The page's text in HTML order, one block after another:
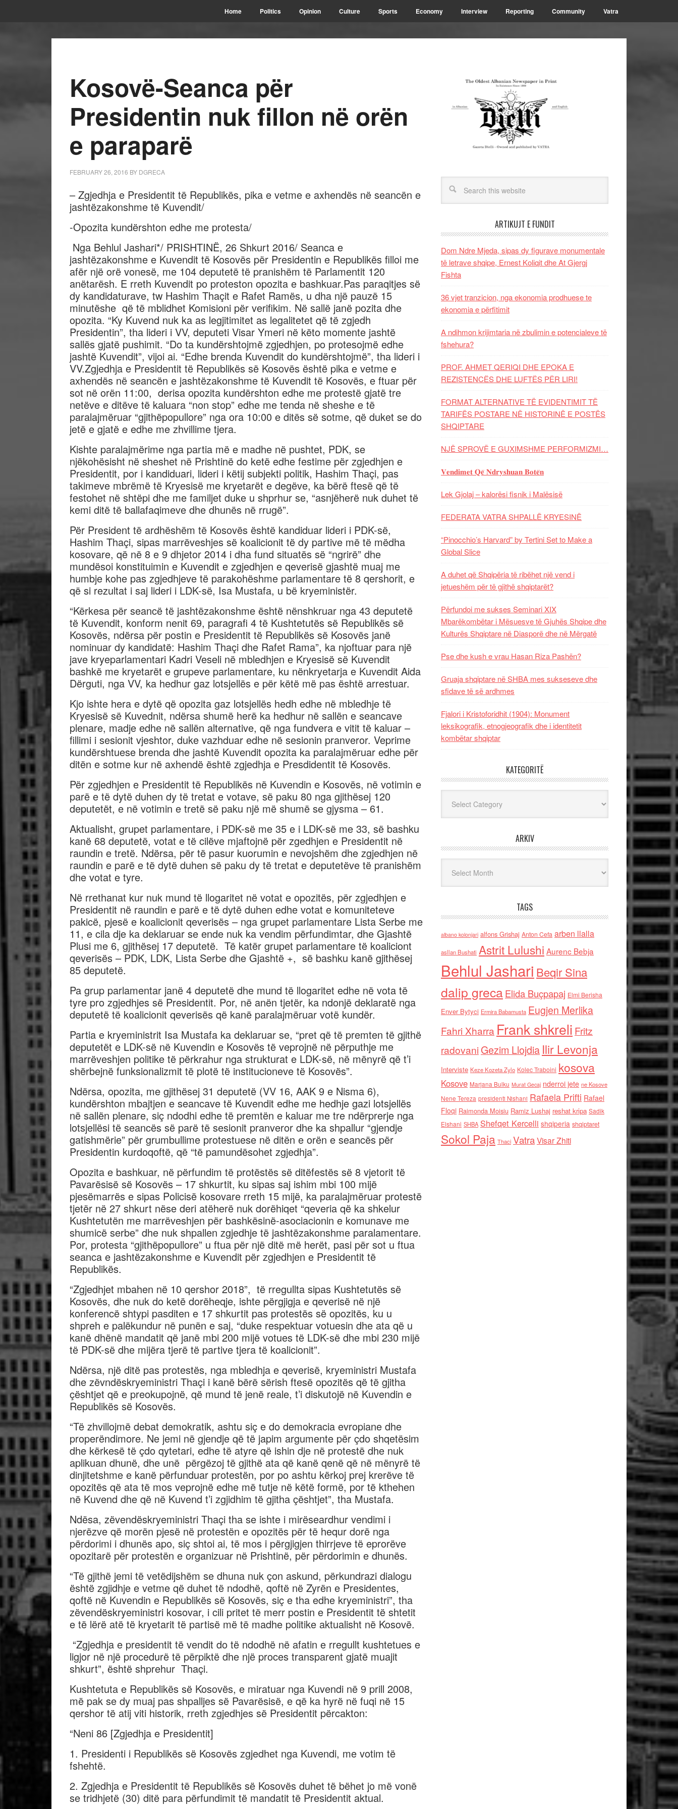
Home Politics Opinion Culture Sports Economy Interview Reporting Community Vatra
Kosovë-Seanca për
Presidentin nuk fillon në orën
e paraparë
FEBRUARY 26, 2016 BY DGRECA
– Zgjedhja e Presidentit të Republikës, pika e vetme e axhendës në seancën e
jashtëzakonshme të Kuvendit/
-Opozita kundërshton edhe me protesta/
Nga Behlul Jashari*/ PRISHTINË, 26 Shkurt 2016/ Seanca e
jashtëzakonshme e Kuvendit të Kosovës për Presidentin e Republikës filloi me
afër një orë vonesë, me 104 deputetë të pranishëm të Parlamentit 120
anëtarësh. E rreth Kuvendit po proteston opozita e bashkuar.Pas paraqitjes së
dy kandidaturave, tw Hashim Thaçit e Rafet Ramës, u dha një pauzë 15
minutëshe që të mblidhet Komisioni për verifikim. Në sallë janë pozita dhe
opozita. “Ky Kuvend nuk ka as legjitimitet as legalitetet që të zgjedh
Presidentin”, tha lideri i VV, deputeti Visar Ymeri në këto momente jashtë
sallës gjatë pushimit. “Do ta kundërshtojmë zgjedhjen, po protesojmë edhe
jashtë Kuvendit”, vijoi ai. “Edhe brenda Kuvendit do kundërshtojmë”, tha lideri i
VV.Zgjedhja e Presidentit të Republikës së Kosovës është pika e vetme e
axhendës në seancën e jashtëzakonshme të Kuvendit të Kosovës, e ftuar për
sot në orën 11:00, derisa opozita kundërshton edhe me protestë gjatë tre
netëve e ditëve të kaluara “non stop” edhe me tenda në sheshe e të
paralajmëruar “gjithëpopullore” nga ora 10:00 e ditës së sotme, që duket se do
jetë e gjatë e edhe me zhvillime tjera.
Kishte paralajmërime nga partia më e madhe në pushtet, PDK, se
njëkohësisht në sheshet në Prishtinë do ketë edhe festime për zgjedhjen e
Presidentit, por i kandiduari, lideri i këtij subjekti politik, Hashim Thaçi, pas
takimeve mbrëmë të Kryesisë me kryetarët e degëve, ka bërë ftesë që të
festohet në shtëpi dhe me familjet duke u shprhur se, “asnjëherë nuk duhet të
kemi ditë të ballafaqimeve dhe dhunës në rrugë”.
Për President të ardhëshëm të Kosovës është kandiduar lideri i PDK-së,
Hashim Thaçi, sipas marrëveshjes së koalicionit të dy partive më të mëdha
kosovare, që në 8 e 9 dhjetor 2014 i dha fund situatës së “ngrirë” dhe
mundësoi konstituimin e Kuvendit e zgjedhjen e qeverisë gjashtë muaj me
humbje kohe pas zgjedhjeve të parakohëshme parlamentare të 8 qershorit, e
që si rezultat i saj lideri i LDK-së, Isa Mustafa, u bë kryeministër.
“Kërkesa për seancë të jashtëzakonshme është nënshkruar nga 43 deputetë
të Kuvendit, konform nenit 69, paragrafi 4 të Kushtetutës së Republikës së
Kosovës, ndërsa për postin e Presidentit të Republikës së Kosovës janë
nominuar dy kandidatë: Hashim Thaçi dhe Rafet Rama”, ka njoftuar para një
jave kryeparlamentari Kadri Veseli në mbledhjen e Kryesisë së Kuvendit
bashkë me kryetarët e grupeve parlamentare, ku nënkryetarja e Kuvendit Aida
Dërguti, nga VV, ka hedhur gaz lotsjellës e për këtë më pas është arrestuar.
Kjo ishte hera e dytë që opozita gaz lotsjellës hedh edhe në mbledhje të
Kryesisë së Kuvednit, ndërsa shumë herë ka hedhur në sallën e seancave
plenare, madje edhe në sallën alternative, që nga fundvera e vitit të kaluar –
fillimi i sesionit vjeshtor, duke vazhduar edhe në sesionin pranveror. Veprime
kundërshtuese brenda dhe jashtë Kuvendit opozita ka paralajmëruar edhe për
ditën e sotme kur në axhendë është zgjedhja e Presdidentit të Kosovës.
Për zgjedhjen e Presidentit të Republikës në Kuvendin e Kosovës, në votimin e
parë e të dytë duhen dy të tretat e votave, së paku 80 nga gjithësej 120
deputetët, e në votimin e tretë së paku një më shumë se gjysma – 61.
Aktualisht, grupet parlamentare, i PDK-së me 35 e i LDK-së me 33, së bashku
kanë 68 deputetë, votat e të cilëve mjaftojnë për zgedhjen e Presidentit në
raundin e tretë. Ndërsa, për të pasur kuorumin e nevojshëm dhe zgjedhjen në
raundin e parë e të dytë duhen së paku dy të tretat e deputetëve të pranishëm
dhe votat e tyre.
Në rrethanat kur nuk mund të llogaritet në votat e opozitës, për zgjedhjen e
Presidentit në raundin e parë e të dytë duhen edhe votat e komuniteteve
pakicë, pjesë e koalicionit qeverisës – nga grupet parlamentare Lista Serbe me
11, e cila dje ka deklaruar se ende nuk ka vendim përfundimtar, dhe Gjashtë
Plusi me 6, gjithësej 17 deputetë. Të katër grupet parlamentare të koaliciont
qeverisës – PDK, LDK, Lista Serbe dhe Gjashtë +, së bashku kanë gjithësej
85 deputetë.
Pa grup parlamentar janë 4 deputetë dhe mund të llogaritet edhe në vota të
tyre pro zgjedhjes së Presidentit. Por, në anën tjetër, ka ndonjë deklaratë nga
deputetë të koalicionit qeverisës që kanë paralajmëruar votë kundër.
Partia e kryeministrit Isa Mustafa ka deklaruar se, “pret që të premten të gjithë
deputetët e LDK-së në Kuvendin e Kosovës të veprojnë në përputhje me
marrëveshjen politike të përkrahur nga strukturat e LDK-së, në mënyrë që t’i
shërbejnë funksionalizmit të plotë të institucioneve të Kosovës”.
Ndërsa, opozita, me gjithësej 31 deputetë (VV 16, AAK 9 e Nisma 6),
kundërshton mbajtjen e seancave të Kuvendit edhe me hedhje gazi lotsjellës
në sallën plenare, siç ndodhi edhe të premtën e kaluar me tre ndërprerje nga
lotsjellësi të seancës së parë të sesionit pranveror dhe ka shpallur “gjendje
gatishmërie” për grumbullime protestuese në ditën e orën e seancës për
Presidentin kurdoqoftë, që “të pamundësohet zgjedhja”.
Opozita e bashkuar, në përfundim të protëstës së ditëfestës së 8 vjetorit të
Pavarësisë së Kosovës – 17 shkurtit, ku sipas saj ishim mbi 100 mijë
pjesëmarrës e sipas Policisë kosovare rreth 15 mijë, ka paralajmëruar protestë
tjetër në 27 shkurt nëse deri atëherë nuk dorëhiqet “qeveria që ka shkelur
Kushtetutën me marrëveshjen për bashkësinë-asociacionin e komunave me
shumicë serbe” dhe nuk shpallen zgjedhje të jashtëzakonshme paralamentare.
Por, protesta “gjithëpopullore” u ftua për një ditë më herët, pasi për sot u ftua
seanca e jashtëzakonshme e Kuvendit për zgjedhjen e Presidentit të
Republikës.
“Zgjedhjet mbahen në 10 qershor 2018”, të rregullta sipas Kushtetutës së
Kosovës, dhe nuk do ketë dorëheqje, ishte përgjigja e qeverisë në një
konferencë shtypi pasditen e 17 shkurtit pas protestës së opozitës, ku u
shpreh e palëkundur në punën e saj, “duke respektuar votuesin dhe ata që u
kanë dhënë mandatit që janë mbi 200 mijë votues të LDK-së dhe mbi 230 mijë
të PDK-së dhe mijëra tjerë të partive tjera të koalicionit”.
Ndërsa, një ditë pas protestës, nga mbledhja e qeverisë, kryeministri Mustafa
dhe zëvndëskryeministri Thaçi i kanë bërë sërish ftesë opozitës që të gjitha
çështjet që e preokupojnë, që mund të jenë reale, t’i diskutojë në Kuvendin e
Republikës së Kosovës.
“Të zhvillojmë debat demokratik, ashtu siç e do demokracia evropiane dhe
properëndimore. Ne jemi në gjendje që të japim argumente për çdo shqetësim
dhe kërkesë të çdo qytetari, edhe të atyre që ishin dje në protestë dhe nuk
aplikuan dhunë, dhe unë përgëzoj të gjithë ata që kanë qenë që në mënyrë të
dinjitetshme e kanë përfunduar protestën, por po ashtu kërkoj prej krerëve të
opozitës që ata të mos veprojnë edhe më tutje në këtë formë, por të kthehen
në Kuvend dhe që në Kuvend t’i zgjidhim të gjitha çështjet”, tha Mustafa.
Ndësa, zëvendëskryeministri Thaçi tha se ishte i mirëseardhur vendimi i
njerëzve që morën pjesë në protestën e opozitës për të hequr dorë nga
përdorimi i dhunës apo, siç shtoi ai, të mos i përgjigjen thirrjeve të eprorëve
opozitarë për protestën e organizuar në Prishtinë, për përdorimin e dhunës.
“Të gjithë jemi të vetëdijshëm se dhuna nuk çon askund, përkundrazi dialogu
është zgjidhje e vetme që duhet të ndodhë, qoftë në Zyrën e Presidentes,
qoftë në Kuvendin e Republikës së Kosovës, siç e tha edhe kryeministri”, tha
zëvendëskryeministri kosovar, i cili pritet të merr postin e Presidentit të shtetit
e të lërë atë të kryetarit të partisë më të madhe politike aktualisht në Kosovë.
“Zgjedhja e presidentit të vendit do të ndodhë në afatin e rregullt kushtetues e
ligjor në një procedurë të përpiktë dhe një proces transparent gjatë muajit
shkurt”, është shprehur Thaçi.
Kushtetuta e Republikës së Kosovës, e miratuar nga Kuvendi në 9 prill 2008,
më pak se dy muaj pas shpalljes së Pavarësisë, e që ka hyrë në fuqi në 15
qershor të atij viti historik, rreth zgjedhjes së Presidentit përcakton:
“Neni 86 [Zgjedhja e Presidentit]
1. Presidenti i Republikës së Kosovës zgjedhet nga Kuvendi, me votim të
fshehtë.
2. Zgjedhja e Presidentit të Republikës së Kosovës duhet të bëhet jo më vonë
se tridhjetë (30) ditë para përfundimit të mandatit të Presidentit aktual.
ARTIKUJT E FUNDIT
Dom Ndre Mjeda, sipas dy figurave monumentale
të letrave shqipe, Ernest Koliqit dhe At Gjergj
Fishta
36 vjet tranzicion, nga ekonomia prodhuese te
ekonomia e përfitimit
A ndihmon krijimtaria në zbulimin e potencialeve të
fshehura?
PROF. AHMET QERIQI DHE EPOKA E
REZISTENCЁS DHE LUFTЁS PЁR LIRI!
FORMAT ALTERNATIVE TË EVIDENTIMIT TË
TARIFËS POSTARE NË HISTORINË E POSTËS
SHQIPTARE
NJË SPROVË E GUXIMSHME PERFORMIZMI…
𝐕𝐞𝐧𝐝𝐢𝐦𝐞𝐭 𝐐𝐞̈ 𝐍𝐝𝐫𝐲𝐬𝐡𝐮𝐚𝐧 𝐁𝐨𝐭𝐞̈𝐧
Lek Gjolaj – kalorësi fisnik i Malësisë
FEDERATA VATRA SHPALLË KRYESINË
“Pinocchio’s Harvard” by Tertini Set to Make a
Global Slice
A duhet që Shqipëria të ribëhet një vend i
jetueshëm për të gjithë shqiptarët?
Përfundoi me sukses Seminari XIX
Mbarëkombëtar i Mësuesve të Gjuhës Shqipe dhe
Kulturës Shqiptare në Diasporë dhe në Mërgatë
Pse dhe kush e vrau Hasan Riza Pashën?
Gruaja shqiptare në SHBA mes sukseseve dhe
sfidave të së ardhmes
Fjalori i Kristoforidhit (1904): Monument
leksikografik, etnogjeografik dhe i identitetit
kombëtar shqiptar
KATEGORITË
ARKIV
TAGS
albano kolonjari alfons Grishaj Anton Cefa arben llalla
asllan Bushati Astrit Lulushi Aurenc Bebja
Behlul Jashari Beqir Sina
dalip grecaElida Buçpapaj Elmi Berisha
Enver Bytyci Ermira Babamusta Eugjen Merlika
Fahri Xharra Frank shkreli Fritz
radovaniGezim Llojdia Ilir Levonja
Interviste Keze Kozeta Zylo Kolec Traboini kosova
Kosove Marjana Bulku Murat Gecaj nderroi jete ne Kosove
Nene Tereza presidenti Nishani Rafaela Prifti Rafael
Floqi Raimonda Moisiu Ramiz Lushaj reshat kripa Sadik
Elshani SHBA Shefqet Kercelli shqiperia shqiptaret
Sokol Paja Thaci VatraVisar Zhiti